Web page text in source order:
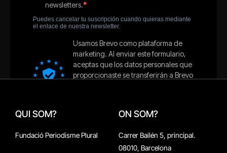
QUI SOM?
Fundació Periodisme Plural
ON SOM?
Carrer Bailén 5, principal.
08010, Barcelona